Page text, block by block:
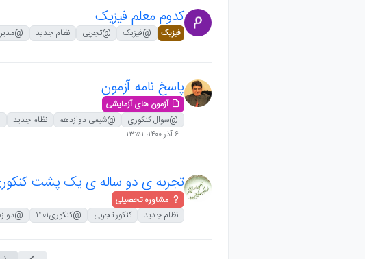
کدوم معلم فیزیک
فیزیک @فیزیک @تجربی نظام جدید @مدیر
پاسخ نامه آزمون
آزمون های آزمایشی
@سوال کنکوری
@شیمی دوازدهم نظام جدید
۶ آذر ۱۴۰۰،‏ ۱۳:۵۱
تجربه ی دو ساله ی یک پشت
مشاوره تحصیلی
نظام جدید
کنکور تجربی @کنکوری۱۴۰۱